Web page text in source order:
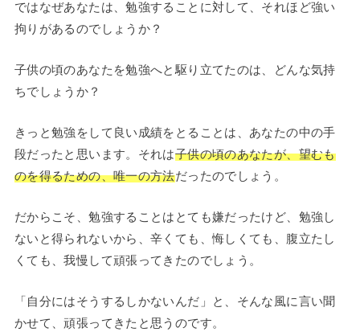
ではなぜあなたは、勉強することに対して、それほど強い
拘りがあるのでしょうか？
子供の頃のあなたを勉強へと駆り立てたのは、どんな気持
ちでしょうか？
きっと勉強をして良い成績をとることは、あなたの中の手
段だったと思います。それは子供の頃のあなたが、望むも
のを得るための、唯一の方法だったのでしょう。
だからこそ、勉強することはとても嫌だったけど、勉強し
ないと得られないから、辛くても、悔しくても、腹立たし
くても、我慢して頑張ってきたのでしょう。
「自分にはそうするしかないんだ」と、そんな風に言い聞
かせて、頑張ってきたと思うのです。